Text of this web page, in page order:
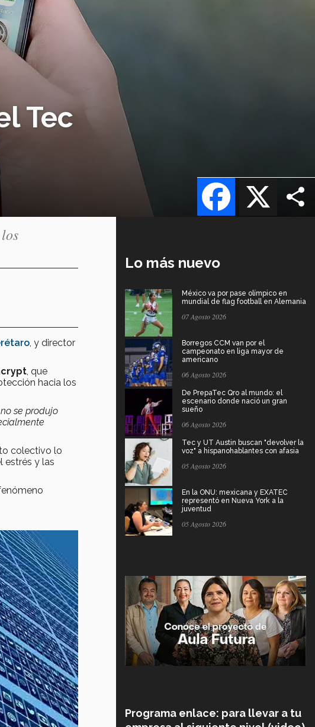
Tec
X
Facebook
, y director
, que
hacia los
se produjo
colectivo lo
estrés y las
Lo más nuevo
México va por pase olímpico en
mundial de flag football en Alemania
07 Agosto 2026
Borregos CCM van por el
campeonato en liga mayor de
americano
06 Agosto 2026
De PrepaTec Qro al mundo: el
escenario donde nació un gran
sueño
06 Agosto 2026
Tec y UT Austin buscan "devolver la
voz" a hispanohablantes con afasia
05 Agosto 2026
En la ONU: mexicana y EXATEC
representó en Nueva York a la
juventud
05 Agosto 2026
Programa enlace: para llevar a tu